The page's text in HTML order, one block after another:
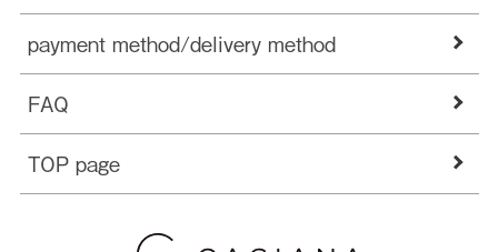
payment method/delivery method
FAQ
TOP page